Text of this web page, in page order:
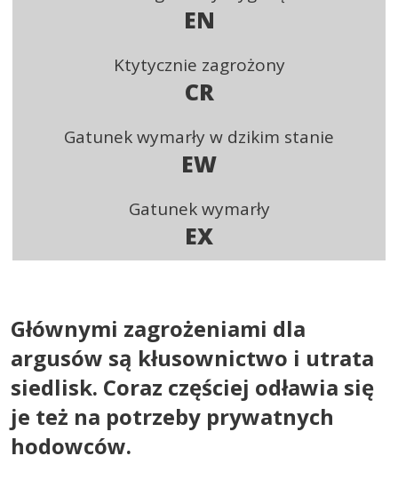
EN
Ktytycznie zagrożony
CR
Gatunek wymarły w dzikim stanie
EW
Gatunek wymarły
EX
Głównymi zagrożeniami dla
argusów są kłusownictwo i utrata
siedlisk. Coraz częściej odławia się
je też na potrzeby prywatnych
hodowców.